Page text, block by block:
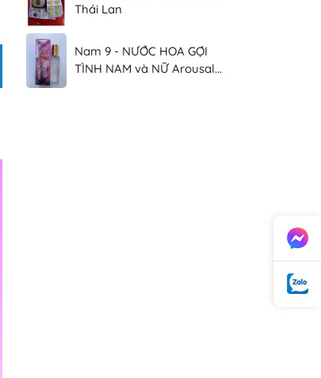
Thái Lan
Nam 9 - NƯỚC HOA GỢI
TÌNH NAM và NỮ Arousal...